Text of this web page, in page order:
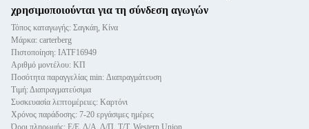
χρησιμοποιούνται για τη σύνδεση αγωγών
Τόπος καταγωγής: Σαγκάη, Κίνα
Μάρκα: carterberg
Πιστοποίηση: IATF16949
Αριθμό μοντέλου: ΚΠ
Ποσότητα παραγγελίας min: Διαπραγμάτευση
Τιμή: Διαπραγματεύσιμα
Συσκευασία λεπτομέρειες: Καρτόνι
Χρόνος παράδοσης: 7-20 εργάσιμες ημέρες
Όροι πληρωμής: Ε/Ε, Δ/Α, Δ/Π, Τ/Τ, Western Union